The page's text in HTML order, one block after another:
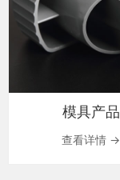
模具产品
查看详情 →